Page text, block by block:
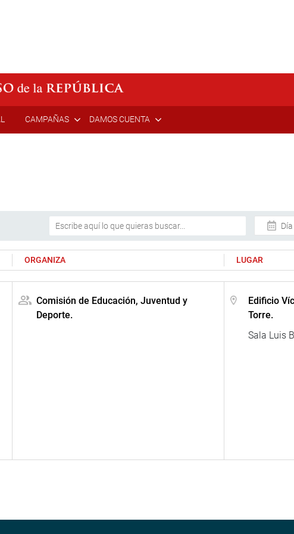
CAMPAÑAS DAMOS CUENTA
ORGANIZA LUGAR
Comisión de Educación, Juventud y
Deporte.
Edificio
Torre.
Sala Luis